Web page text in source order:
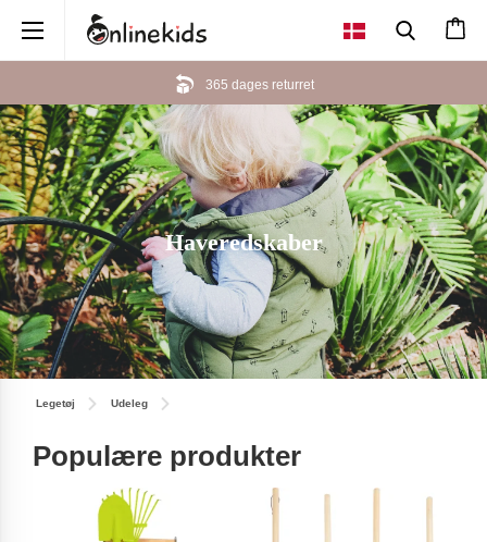
365 dages returret
Haveredskaber
Legetøj Udeleg
Populære produkter